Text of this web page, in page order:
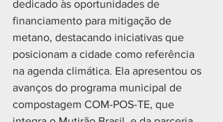
dedicado às oportunidades de
financiamento para mitigação de
metano, destacando iniciativas que
posicionam a cidade como referência
na agenda climática. Ela apresentou os
avanços do programa municipal de
compostagem COM-POS-TE, que